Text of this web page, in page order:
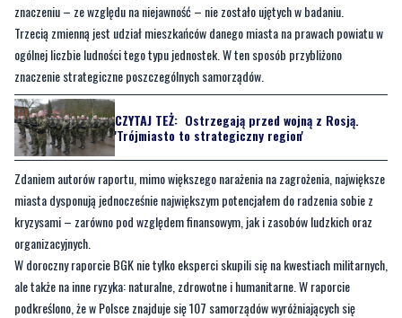
znaczeniu – ze względu na niejawność – nie zostało ujętych w badaniu.
Trzecią zmienną jest udział mieszkańców danego miasta na prawach powiatu w
ogólnej liczbie ludności tego typu jednostek. W ten sposób przybliżono
znaczenie strategiczne poszczególnych samorządów.
CZYTAJ TEŻ: Ostrzegają przed wojną z Rosją.
'Trójmiasto to strategiczny region'
Zdaniem autorów raportu, mimo większego narażenia na zagrożenia, największe
miasta dysponują jednocześnie największym potencjałem do radzenia sobie z
kryzysami – zarówno pod względem finansowym, jak i zasobów ludzkich oraz
organizacyjnych.
W doroczny raporcie BGK nie tylko eksperci skupili się na kwestiach militarnych,
ale także na inne ryzyka: naturalne, zdrowotne i humanitarne. W raporcie
podkreślono, że w Polsce znajduje się 107 samorządów wyróżniających się